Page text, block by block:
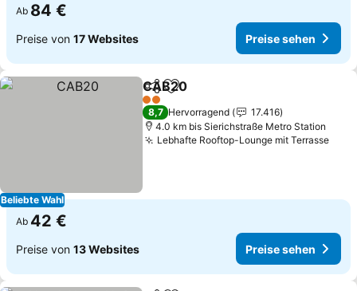
Ab 84 €
Preise von 17 Websites Preise sehen
Beliebte Wahl
TeilenZu Favoriten hinzufügen
CAB20
2 Sterne
8,7 Hervorragend
17.416
4.0 km bis Sierichstraße Metro Station
Lebhafte Rooftop-Lounge mit Terrasse
Ab 42 €
Preise von 13 Websites Preise sehen